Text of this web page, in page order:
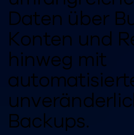
Daten über
Konten und
hinweg mit
Backups.